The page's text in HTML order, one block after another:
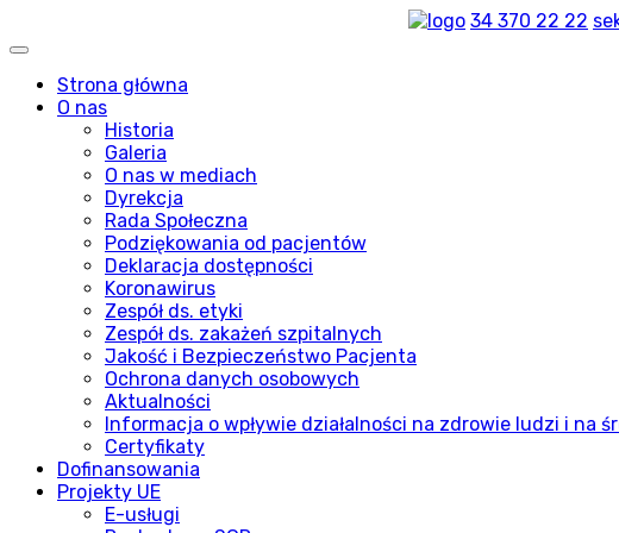
34 370 22 22
Strona główna
O nas
Historia
Galeria
O nas w mediach
Dyrekcja
Rada Społeczna
Podziękowania od pacjentów
Deklaracja dostępności
Koronawirus
Zespół ds. etyki
Zespół ds. zakażeń szpitalnych
Jakość i Bezpieczeństwo Pacjenta
Ochrona danych osobowych
Aktualności
Informacja o wpływie działalności na zdrowie ludzi i na
Certyfikaty
Dofinansowania
Projekty UE
E-usługi